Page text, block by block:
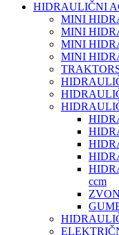
HIDRAULIČNI
MINI
MINI
MINI
MINI
ccm